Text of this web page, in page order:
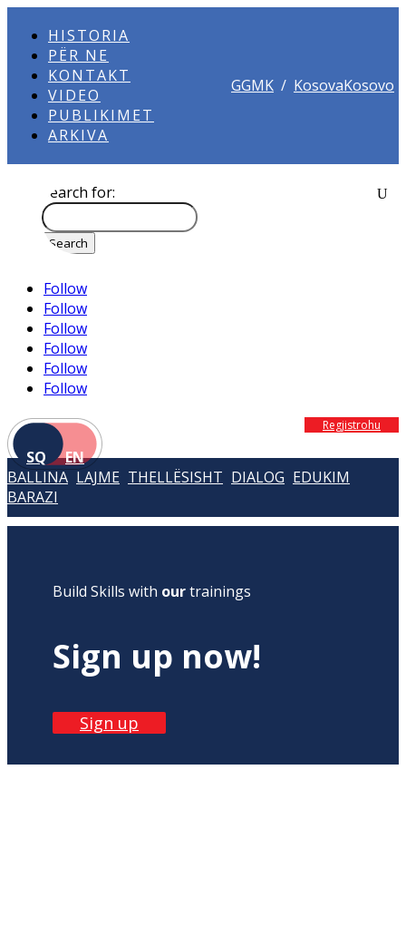
HISTORIA
PËR NE
KONTAKT
VIDEO
PUBLIKIMET
ARKIVA
GGMK / KosovaKosovo
Search for:
Follow
Follow
Follow
Follow
Follow
Follow
SQ EN
Regjistrohu
BALLINA LAJME THELLËSISHT DIALOG EDUKIM
BARAZI
Build Skills with ourtrainings
Sign up now!
Sign up